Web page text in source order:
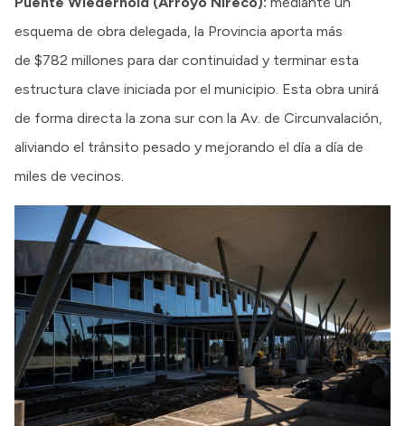
esquema de obra delegada, la Provincia aporta más
de $782 millones para dar continuidad y terminar esta
estructura clave iniciada por el municipio. Esta obra unirá
de forma directa la zona sur con la Av. de Circunvalación,
aliviando el tránsito pesado y mejorando el día a día de
miles de vecinos.